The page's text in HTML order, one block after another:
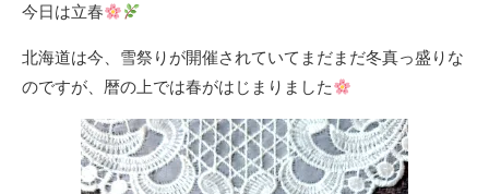
今日は立春
北海道は今、雪祭りが開催されていてまだまだ冬真っ盛りな
のですが、暦の上では春がはじまりました